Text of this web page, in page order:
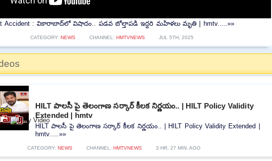
Accident : వికారాబాద్‌లో విషాదం.. పడవ బోల్తాపడి ఇద్దరి మహిళలు మృతి | hmtv.....»»
CATEGORY: NEWS CHANNEL: HMTVNEWS JUL 5TH, 2025
HILT పాలసీ పై తెలంగాణ సర్కార్ కీలక నిర్ణయం.. | HILT Policy Validity
Extended | hmtv
HILT పాలసీ పై తెలంగాణ సర్కార్ కీలక నిర్ణయం.. | HILT Policy Validity Extended |
hmtv.....»»
CATEGORY: NEWS CHANNEL: HMTVNEWS 3 HR. 27 MIN. AGO